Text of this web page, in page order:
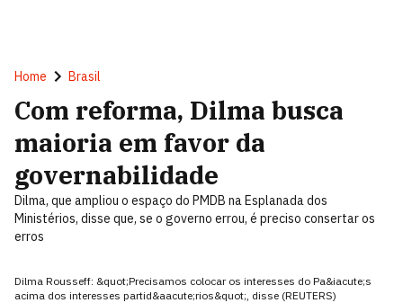
Home Brasil
Com reforma, Dilma busca
maioria em favor da
governabilidade
Dilma, que ampliou o espaço do PMDB na Esplanada dos
Ministérios, disse que, se o governo errou, é preciso consertar os
erros
Dilma Rousseff: &quot;Precisamos colocar os interesses do Pa&iacute;s
acima dos interesses partid&aacute;rios&quot;, disse (REUTERS)